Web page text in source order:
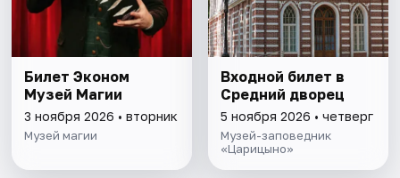
Билет Эконом
Музей Магии
3 ноября 2026 • вторник
Музей магии
Входной билет в
Средний дворец
5 ноября 2026 • четверг
Музей-заповедник
«Царицыно»